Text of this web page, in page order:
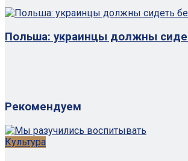
Польша: украинцы должны
Рекомендуем
Культура